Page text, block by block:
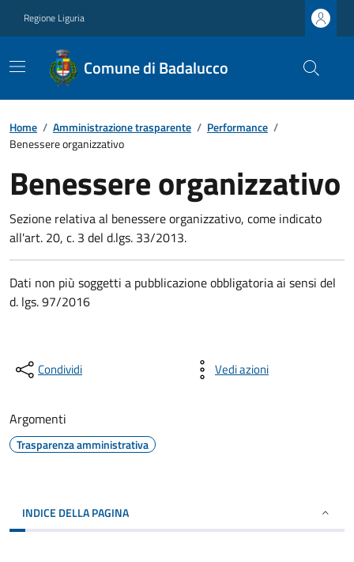
Regione Liguria
Comune di Badalucco
Home / Amministrazione trasparente / Performance /
Benessere organizzativo
Benessere organizzativo
Sezione relativa al benessere organizzativo, come indicato
all'art. 20, c. 3 del d.lgs. 33/2013.
Dati non più soggetti a pubblicazione obbligatoria ai sensi del
d. lgs. 97/2016
Condividi Vedi azioni
Argomenti
Trasparenza amministrativa
INDICE DELLA PAGINA